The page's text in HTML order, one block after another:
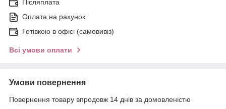
Післяплата
Оплата на рахунок
Готівкою в офісі (самовивіз)
Всі умови оплати
Умови повернення
Повернення товару впродовж 14 днів за домовленістю